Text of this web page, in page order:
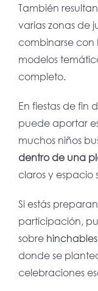
También
varias zonas de
combinarse con
modelos
completo.
En fiestas de fin
puede aportar
muchos niños
dentro de una
claros y espacio
Si estás
participación,
sobre
donde se
celebraciones